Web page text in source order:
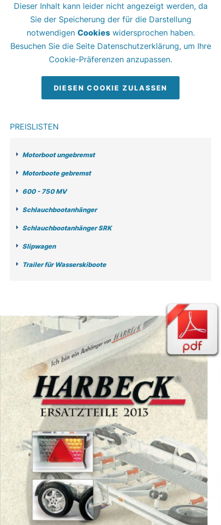
Dieser Inhalt kann leider nicht angezeigt werden, da
Sie der Speicherung der für die Darstellung
notwendigen Cookieswidersprochen haben.
Besuchen Sie die Seite Datenschutzerklärung, um Ihre
Cookie-Präferenzen anzupassen.
DIESEN COOKIE ZULASSEN
PREISLISTEN
Motorboot ungebremst
Motorboote gebremst
600 - 750 MV
Schlauchbootanhänger
Schlauchbootanhänger SRK
Slipwagen
Trailer für Wasserskiboote